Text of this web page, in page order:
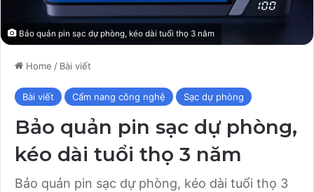
Bảo quản pin sạc dự phòng, kéo dài tuổi thọ 3 năm
Home / Bài viết
Bài viết Cẩm nang công nghệ Sạc dự phòng
Bảo quản pin sạc dự phòng,
kéo dài tuổi thọ 3 năm
Bảo quản pin sạc dự phòng, kéo dài tuổi thọ 3